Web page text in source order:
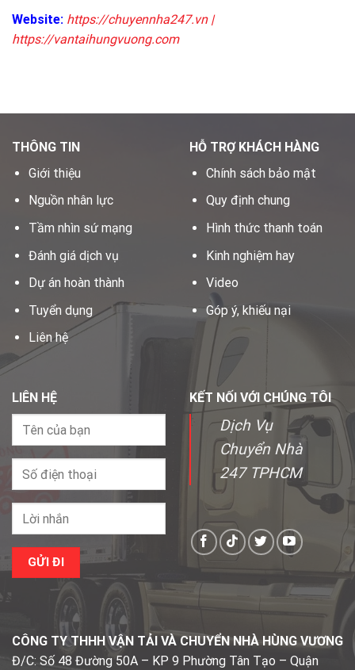
Website: https://chuyennha247.vn|
https://vantaihungvuong.com
THÔNG TIN
Giới thiệu
Nguồn nhân lực
Tầm nhìn sứ mạng
Đánh giá dịch vụ
Dự án hoàn thành
Tuyển dụng
Liên hệ
HỖ TRỢ KHÁCH HÀNG
Chính sách bảo mật
Quy định chung
Hình thức thanh toán
Kinh nghiệm hay
Video
Góp ý, khiếu nại
LIÊN HỆ KẾT NỐI VỚI CHÚNG TÔI
Dịch Vụ
Chuyển Nhà
247 TPHCM
CÔNG TY THHH VẬN TẢI VÀ CHUYỂN NHÀ HÙNG VƯƠNG
Đ/C: Số 48 Đường 50A – KP 9 Phường Tân Tạo – Quận